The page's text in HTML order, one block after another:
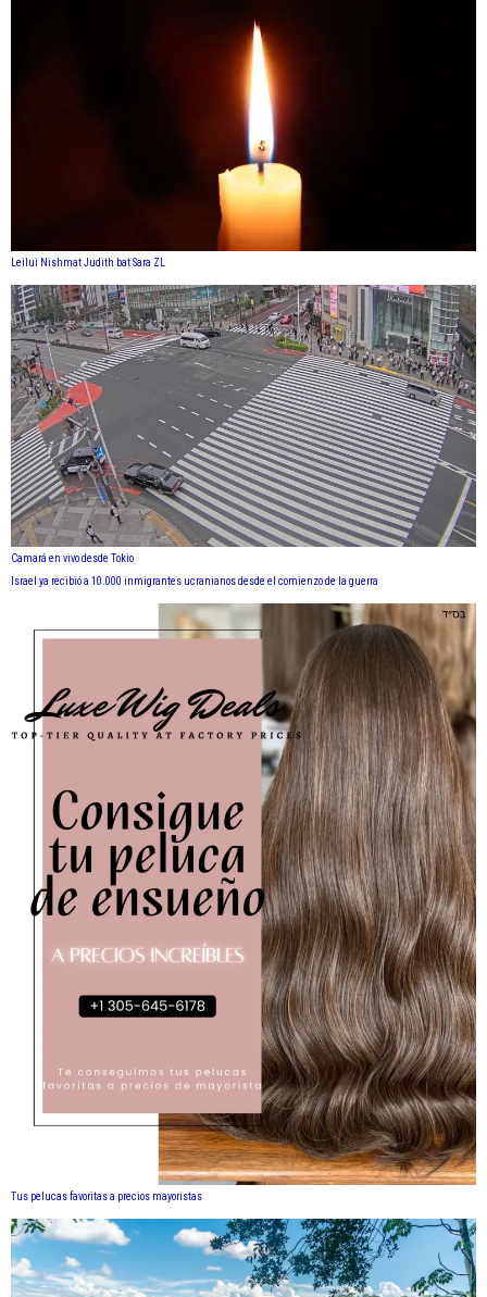
Leilui Nishmat Judith bat Sara ZL
Camará en vivo desde Tokio
Israel ya recibió a 10.000 inmigrantes ucranianos desde el comienzo de la guerra
Tus pelucas favoritas a precios mayoristas